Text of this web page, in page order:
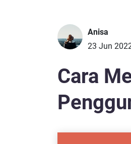
Cara
Anisa
23 Jun